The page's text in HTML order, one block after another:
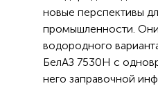
новые перспективы
промышленности. Они
водородного
БелАЗ 7530Н с
него заправочной